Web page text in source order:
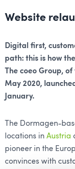
Website
Digital first,
path: this is how the
The coeo Group,
May 2020,
January.
The Dormagen-
locations in Austria
pioneer in the
convinces with